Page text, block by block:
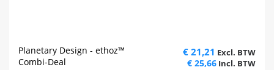
Planetary Design - ethoz™
Combi-Deal
€ 21,21
€ 25,66